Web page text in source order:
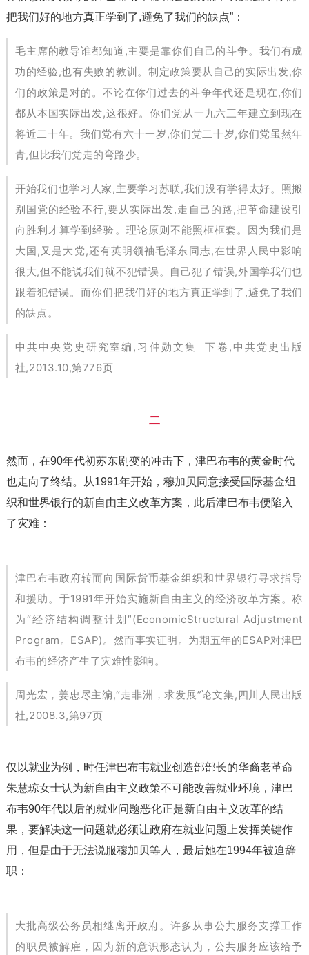
把我们好的地方真正学到了,避免了我们的缺点”：
毛主席的教导谁都知道,主要是靠你们自己的斗争。我们有成
功的经验,也有失败的教训。制定政策要从自己的实际出发,你
们的政策是对的。不论在你们过去的斗争年代还是现在,你们
都从本国实际出发,这很好。你们党从一九六三年建立到现在
将近二十年。我们党有六十一岁,你们党二十岁,你们党虽然年
青,但比我们党走的弯路少。
开始我们也学习人家,主要学习苏联,我们没有学得太好。照搬
别国党的经验不行,要从实际出发,走自己的路,把革命建设引
向胜利才算学到经验。理论原则不能照框框套。因为我们是
大国,又是大党,还有英明领袖毛泽东同志,在世界人民中影响
很大,但不能说我们就不犯错误。自己犯了错误,外国学我们也
跟着犯错误。而你们把我们好的地方真正学到了,避免了我们
的缺点。
中共中央党史研究室编,习仲勋文集 下卷,中共党史出版
社,2013.10,第776页
二
然而，在90年代初苏东剧变的冲击下，津巴布韦的黄金时代
也走向了终结。从1991年开始，穆加贝同意接受国际基金组
织和世界银行的新自由主义改革方案，此后津巴布韦便陷入
了灾难：
津巴布韦政府转而向国际货币基金组织和世界银行寻求指导
和援助。于1991年开始实施新自由主义的经济改革方案。称
为“经济结构调整计划”(EconomicStructural Adjustment
Program。ESAP)。然而事实证明。为期五年的ESAP对津巴
布韦的经济产生了灾难性影响。
周光宏，姜忠尽主编,“走非洲，求发展”论文集,四川人民出版
社,2008.3,第97页
仅以就业为例，时任津巴布韦就业创造部部长的华裔老革命
朱慧琼女士认为新自由主义政策不可能改善就业环境，津巴
布韦90年代以后的就业问题恶化正是新自由主义改革的结
果，要解决这一问题就必须让政府在就业问题上发挥关键作
用，但是由于无法说服穆加贝等人，最后她在1994年被迫辞
职：
大批高级公务员相继离开政府。许多从事公共服务支撑工作
的职员被解雇，因为新的意识形态认为，公共服务应该给予